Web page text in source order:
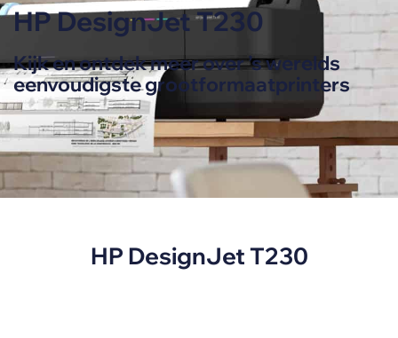
HP DesignJet T230
Kijk en ontdek meer over ’s werelds
eenvoudigste grootformaatprinters
HP DesignJet T230